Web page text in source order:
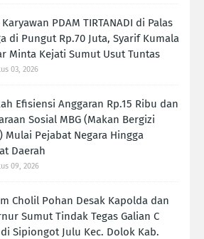
PDAM TIRTANADI di Palas
di Pungut Rp.70 Juta, Syarif Kumala
Minta Kejati Sumut Usut Tuntas
03, 2026
Efisiensi Anggaran Rp.15 Ribu dan
Sosial MBG (Makan Bergizi
Mulai Pejabat Negara Hingga
Daerah
09, 2026
Cholil Pohan Desak Kapolda dan
Sumut Tindak Tegas Galian C
Sipiongot Julu Kec. Dolok Kab.